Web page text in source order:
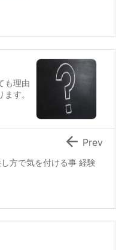
も理由
す。
方で気を付ける事 経験
 Prev